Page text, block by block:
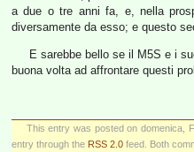
a due o tre anni fa, e, nella
diversamente da esso; e questo
E sarebbe bello se il M5S e i
buona volta ad affrontare questi
This entry was posted on domenica,
entry through the RSS 2.0 feed. Both